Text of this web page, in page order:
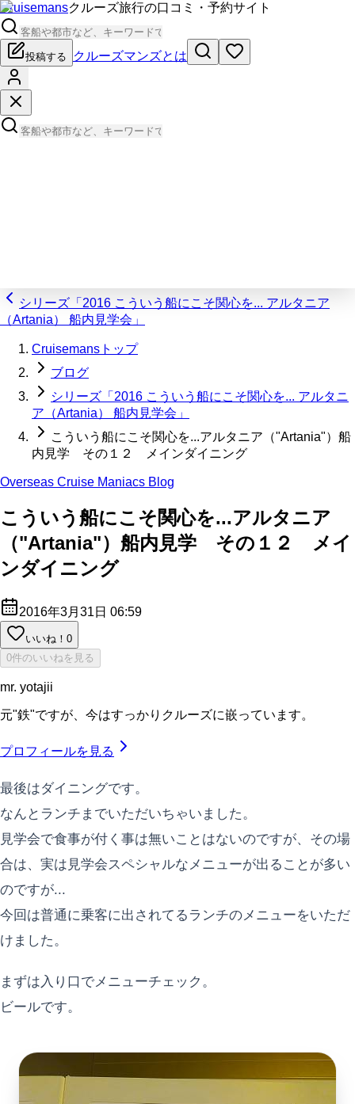
Cruisemansクルーズ旅行の口コミ・予約サイト
投稿する クルーズマンズとは
シリーズ「2016 こういう船にこそ関心を... アルタニア
（Artania） 船内見学会」
Cruisemansトップ
ブログ
シリーズ「2016 こういう船にこそ関心を... アルタニ
ア（Artania） 船内見学会」
こういう船にこそ関心を...アルタニア（"Artania"）船
内見学 その１２ メインダイニング
Overseas Cruise Maniacs Blog
こういう船にこそ関心を...アルタニア
（"Artania"）船内見学 その１２ メイ
ンダイニング
2016年3月31日 06:59
いいね！ 0
0件のいいねを見る
mr. yotajii
元"鉄"ですが、今はすっかりクルーズに嵌っています。
プロフィールを見る
最後はダイニングです。
なんとランチまでいただいちゃいました。
見学会で食事が付く事は無いことはないのですが、その場
合は、実は見学会スペシャルなメニューが出ることが多い
のですが...
今回は普通に乗客に出されてるランチのメニューをいただ
けました。
まずは入り口でメニューチェック。
ビールです。